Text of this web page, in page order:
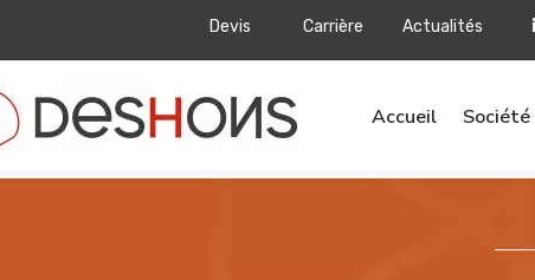
Devis Carrière Actualités
Sélectionnez votre
Accueil Société